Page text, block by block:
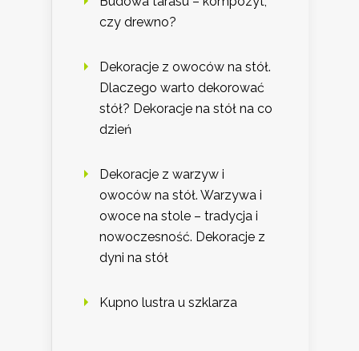
czy drewno?
Dekoracje z owoców na stół.
Dlaczego warto dekorować
stół? Dekoracje na stół na co
dzień
Dekoracje z warzyw i
owoców na stół. Warzywa i
owoce na stole – tradycja i
nowoczesność. Dekoracje z
dyni na stół
Kupno lustra u szklarza